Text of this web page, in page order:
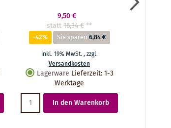
9,50 €
statt16,34 €**
-42% Sie sparen6,84 €
inkl. 19% MwSt.,zzgl.
Versandkosten
Lagerware Lieferzeit:1-3
Werktage
In den Warenkorb